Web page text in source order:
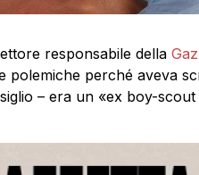
responsabile della
polemiche perché aveva
– era un «ex boy-